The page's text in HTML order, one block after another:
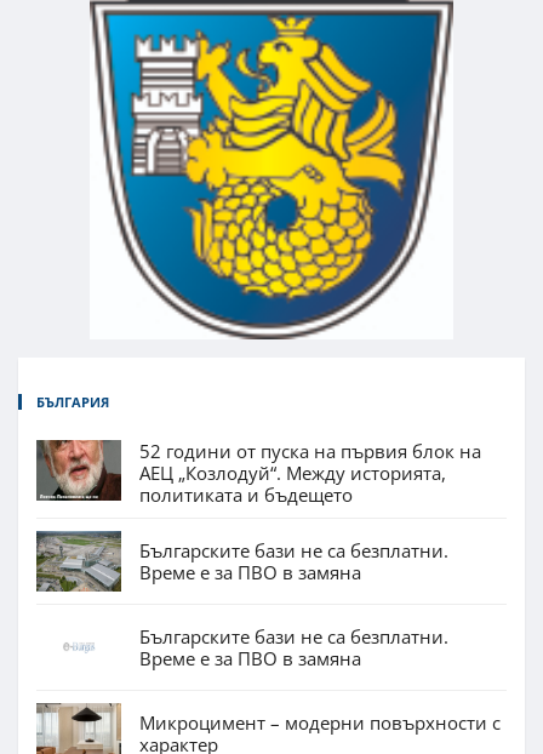
БЪЛГАРИЯ
52 години от пуска на първия блок на
АЕЦ „Козлодуй“. Между историята,
политиката и бъдещето
Българските бази не са безплатни.
Време е за ПВО в замяна
Българските бази не са безплатни.
Време е за ПВО в замяна
Микроцимент – модерни повърхности с
характер